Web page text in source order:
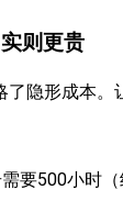
则更贵
隐形成本。
要500小时（